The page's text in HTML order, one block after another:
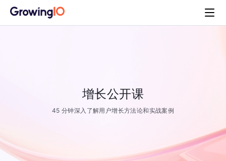
增长公开课
45 分钟深入了解用户增长方法论和实战案例